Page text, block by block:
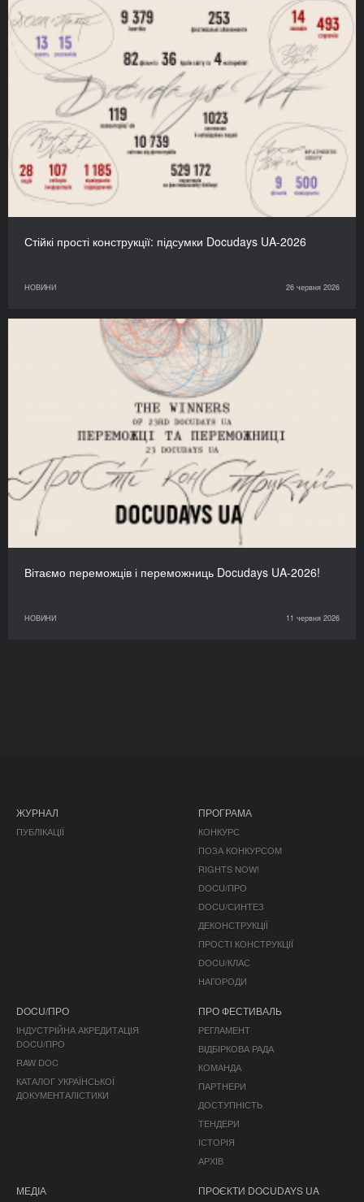
Стійкі прості конструкції: підсумки Docudays UA-2026
НОВИНИ 26 червня 2026
Вітаємо переможців і переможниць Docudays UA-2026!
НОВИНИ 11 червня 2026
ЖУРНАЛ
ПУБЛІКАЦІЇ
ПРОГРАМА
КОНКУРС
ПОЗА КОНКУРСОМ
RIGHTS NOW!
DOCU/ПРО
DOCU/СИНТЕЗ
ДЕКОНСТРУКЦІЇ
ПРОСТІ КОНСТРУКЦІЇ
DOCU/КЛАС
НАГОРОДИ
DOCU/ПРО
ІНДУСТРІЙНА АКРЕДИТАЦІЯ
DOCU/ПРО
RAW DOC
КАТАЛОГ УКРАЇНСЬКОЇ
ДОКУМЕНТАЛІСТИКИ
ПРО ФЕСТИВАЛЬ
РЕГЛАМЕНТ
ВІДБІРКОВА РАДА
КОМАНДА
ПАРТНЕРИ
ДОСТУПНІСТЬ
ТЕНДЕРИ
ІСТОРІЯ
АРХІВ
МЕДІА ПРОЄКТИ DOCUDAYS UA